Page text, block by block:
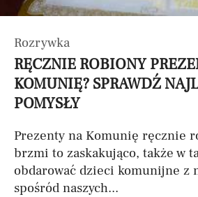
Rozrywka
RĘCZNIE ROBIONY
KOMUNIĘ? SPRAWDŹ
POMYSŁY
Prezenty na Komunię ręcznie
brzmi to zaskakująco, także w
obdarować dzieci komunijne z
spośród naszych...